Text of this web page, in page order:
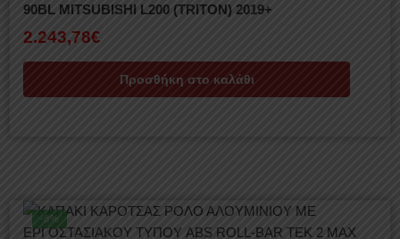
90BL MITSUBISHI L200 (TRITON) 2019+
2.243,78€
Προσθήκη στο καλάθι
-8%